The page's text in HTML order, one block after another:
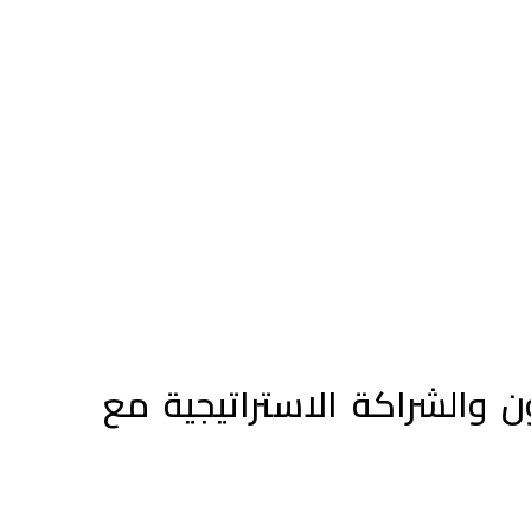
الاستراتيجية مع